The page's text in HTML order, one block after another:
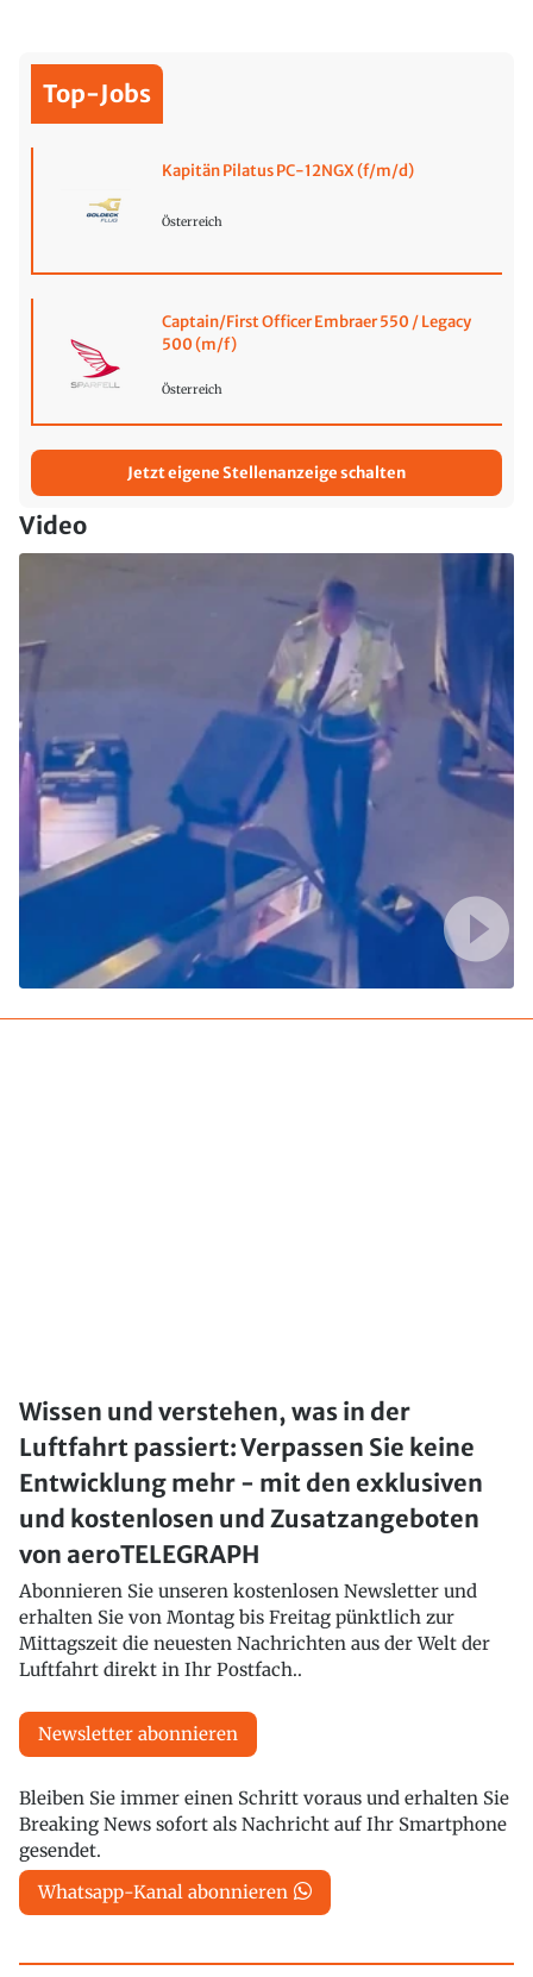
Top-Jobs
Kapitän Pilatus PC-12NGX (f/m/d)
Österreich
Captain/First Officer Embraer 550 / Legacy
500 (m/f)
Österreich
Jetzt eigene Stellenanzeige schalten
Video
Wissen und verstehen, was in der
Luftfahrt passiert: Verpassen Sie keine
Entwicklung mehr - mit den exklusiven
und kostenlosen und Zusatzangeboten
von aeroTELEGRAPH
Abonnieren Sie unseren kostenlosen Newsletter und
erhalten Sie von Montag bis Freitag pünktlich zur
Mittagszeit die neuesten Nachrichten aus der Welt der
Luftfahrt direkt in Ihr Postfach..
Newsletter abonnieren
Bleiben Sie immer einen Schritt voraus und erhalten Sie
Breaking News sofort als Nachricht auf Ihr Smartphone
gesendet.
Whatsapp-Kanal abonnieren